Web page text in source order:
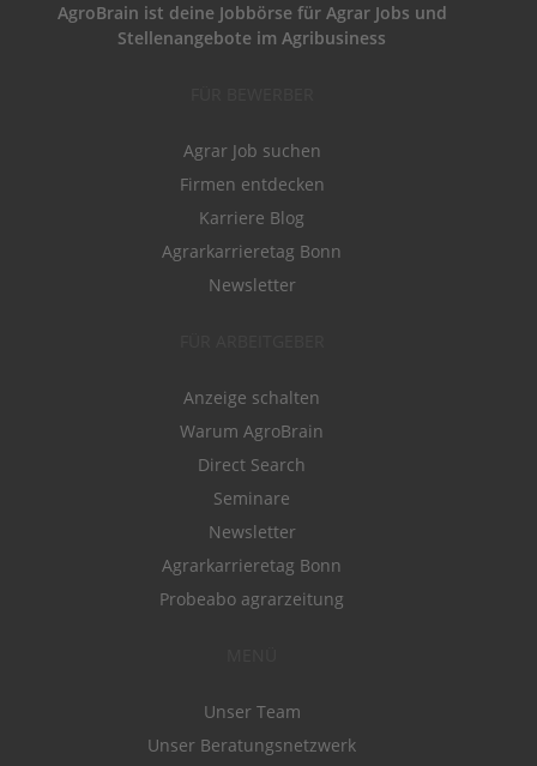
AgroBrain ist deine Jobbörse für Agrar Jobs und
Stellenangebote im Agribusiness
Agrar Job suchen
Firmen entdecken
Karriere Blog
Agrarkarrieretag Bonn
Newsletter
Anzeige schalten
Warum AgroBrain
Direct Search
Seminare
Newsletter
Agrarkarrieretag Bonn
Probeabo agrarzeitung
Unser Team
Unser Beratungsnetzwerk